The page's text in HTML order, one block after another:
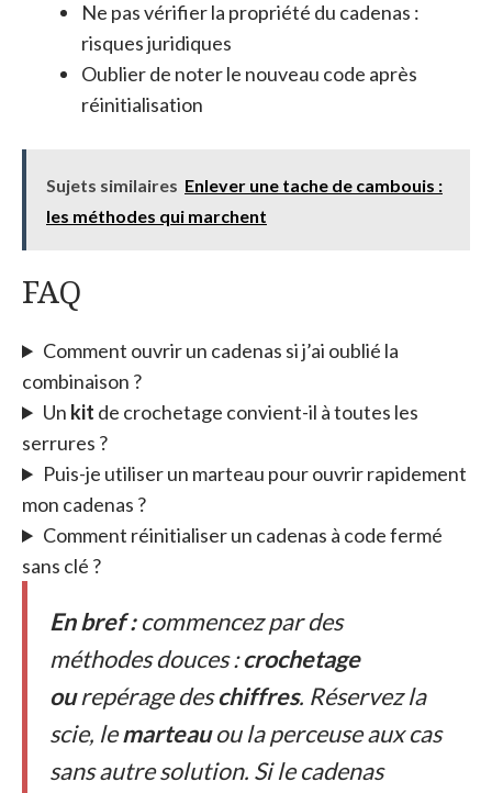
Ne pas vérifier la propriété du cadenas :
risques juridiques
Oublier de noter le nouveau code après
réinitialisation
Sujets similaires Enlever une tache de cambouis :
les méthodes qui marchent
FAQ
Comment ouvrir un cadenas si j’ai oublié la
combinaison ?
Un kit de crochetage convient-il à toutes les
serrures ?
Puis-je utiliser un marteau pour ouvrir rapidement
mon cadenas ?
Comment réinitialiser un cadenas à code fermé
sans clé ?
En bref :commencez par des
méthodes douces :crochetage
ourepérage deschiffres. Réservez la
scie, lemarteauou la perceuse aux cas
sans autre solution. Si le cadenas